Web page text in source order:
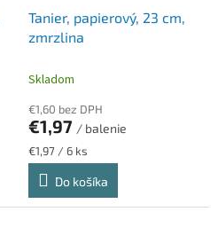
Tanier, papierový, 23 cm,
zmrzlina
Skladom
€1,60 bez DPH
€1,97 / balenie
Jednotková
cena:
€1,97 / 6 ks
Do košíka